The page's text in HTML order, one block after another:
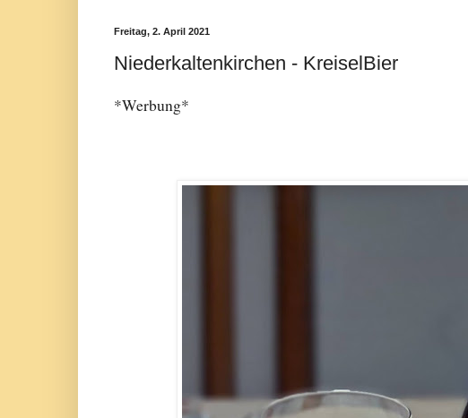
Freitag, 2. April 2021
Niederkaltenkirchen - KreiselBier
*Werbung*